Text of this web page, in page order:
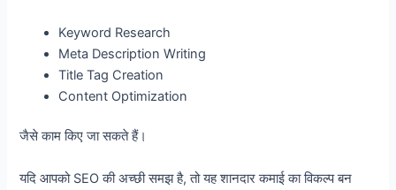
Keyword Research
Meta Description Writing
Title Tag Creation
Content Optimization
जैसे काम किए जा सकते हैं।
यदि आपको SEO की अच्छी समझ है, तो यह शानदार कमाई का विकल्प बन